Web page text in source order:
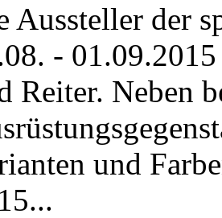
Aussteller der
-
Reiter. Neben
und